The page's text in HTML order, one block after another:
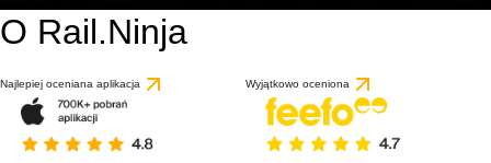
O Rail.Ninja
Najlepiej oceniana aplikacja Wyjątkowo oceniona